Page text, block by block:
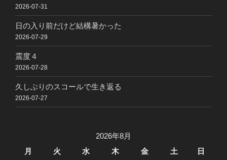
2026-07-31
日の入り前だけど結構暑かった
2026-07-29
震度４
2026-07-28
久しぶりのスコールで生き返る
2026-07-27
2026年8月
月
火 水 木 金 土 日